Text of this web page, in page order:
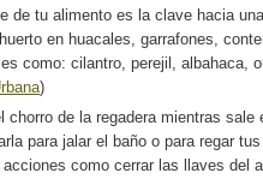
de tu alimento es la clave hacia
en huacales, garrafones,
como: cilantro, perejil, albahaca,
)
chorro de la regadera mientras
para jalar el baño o para regar
como cerrar las llaves del